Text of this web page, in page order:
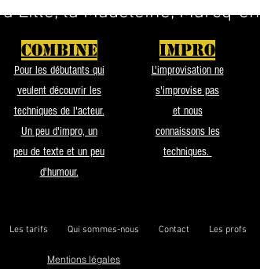
Lille, la Madeleine, Marcq-
COMBINE
Pour les débutants qui
veulent découvrir les
techniques de l'acteur.
Un peu d'impro, un
peu de texte et un peu
d'humour.
IMPRO
L'improvisation ne
s'improvise pas
et nous
connaissons les
techniques.
Les tarifs Qui sommes-nous Contact Les profs
Mentions légales